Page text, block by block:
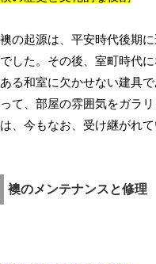
襖の起源は、平安時代後期
でした。その後、室町時代
ある和室に欠かせない建具
って、部屋の雰囲気をガラ
は、今もなお、受け継がれて
襖のメンテナンスと修理